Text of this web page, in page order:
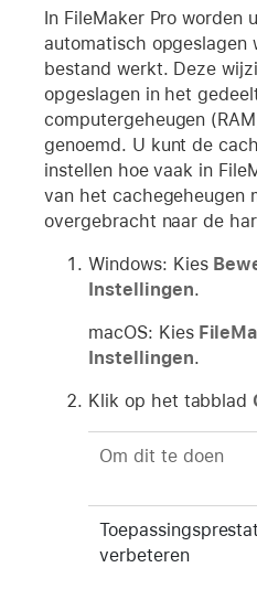
In FileMaker Pro worden
automatisch opgeslagen
bestand werkt. Deze
opgeslagen in het
computergeheugen
genoemd. U kunt de
instellen hoe vaak in
van het cachegeheugen
overgebracht naar de
Windows: Kies
Instellingen.
macOS: Kies
Instellingen.
Klik op het tabblad
Om dit te doen
verbeteren